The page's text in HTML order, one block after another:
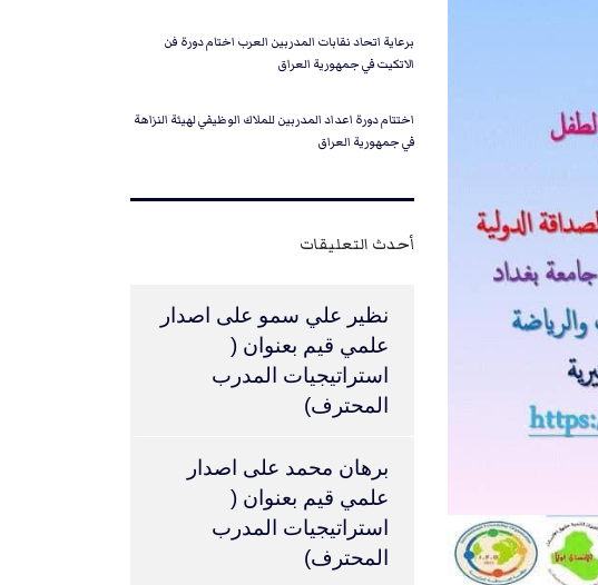
برعاية اتحاد نقابات المدربين العرب اختام دورة فن
الاتكيت في جمهورية العراق
اختتام دورة اعداد المدربين للملاك الوظيفي لهيئة النزاهة
في جمهورية العراق
أحدث التعليقات
نظير علي سمو على اصدار
علمي قيم بعنوان (
استراتيجيات المدرب
المحترف)
برهان محمد على اصدار
علمي قيم بعنوان (
استراتيجيات المدرب
المحترف)